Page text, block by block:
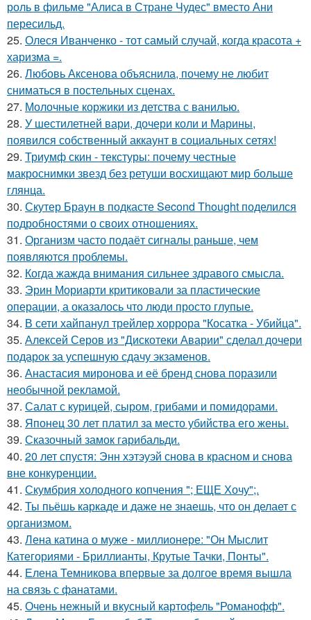
роль в фильме "Алиса в Стране Чудес" вместо Ани
пересильд.
25. Олеся Иванченко - тот самый случай, когда красота +
харизма =.
26. Любовь Аксенова объяснила, почему не любит
сниматься в постельных сценах.
27. Молочные коржики из детства с ванилью.
28. У шестилетней вари, дочери коли и Марины,
появился собственный аккаунт в социальных сетях!
29. Триумф скин - текстуры: почему честные
макроснимки звезд без ретуши восхищают мир больше
глянца.
30. Скутер Браун в подкасте Second Thought поделился
подробностями о своих отношениях.
31. Организм часто подаёт сигналы раньше, чем
появляются проблемы.
32. Когда жажда внимания сильнее здравого смысла.
33. Эрин Мориарти критиковали за пластические
операции, а оказалось что люди просто глупые.
34. В сети хайпанул трейлер хоррора "Косатка - Убийца".
35. Алексей Серов из "Дискотеки Аварии" сделал дочери
подарок за успешную сдачу экзаменов.
36. Анастасия миронова и её бренд снова поразили
необычной рекламой.
37. Салат с курицей, сыром, грибами и помидорами.
38. Японец 30 лет платил за место убийства его жены.
39. Сказочный замок гарибальди.
40. 20 лет спустя: Энн хэтэуэй снова в красном и снова
вне конкуренции.
41. Скумбрия холодного копчения "; ЕЩЕ Хочу";.
42. Ты пьёшь каркаде и даже не знаешь, что он делает с
организмом.
43. Лена катина о муже - миллионере: "Он Мыслит
Категориями - Бриллианты, Крутые Тачки, Понты".
44. Елена Темникова впервые за долгое время вышла
на связь с фанатами.
45. Очень нежный и вкусный картофель "Романофф".